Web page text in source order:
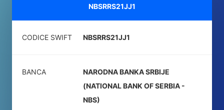
NBSRRS21JJ1
CODICE SWIFT NBSRRS21JJ1
BANCA
NARODNA BANKA SRBIJE
(NATIONAL BANK OF SERBIA -
NBS)